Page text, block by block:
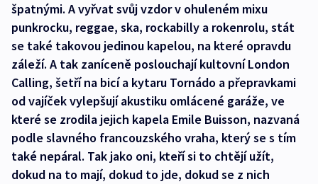
špatnými. A vyřvat svůj vzdor v ohuleném mixu
punkrocku, reggae, ska, rockabilly a rokenrolu, stát
se také takovou jedinou kapelou, na které opravdu
záleží. A tak zaníceně poslouchají kultovní London
Calling, šetří na bicí a kytaru Tornádo a přepravkami
od vajíček vylepšují akustiku omlácené garáže, ve
které se zrodila jejich kapela Emile Buisson, nazvaná
podle slavného francouzského vraha, který se s tím
také nepáral. Tak jako oni, kteří si to chtějí užít,
dokud na to mají, dokud to jde, dokud se z nich